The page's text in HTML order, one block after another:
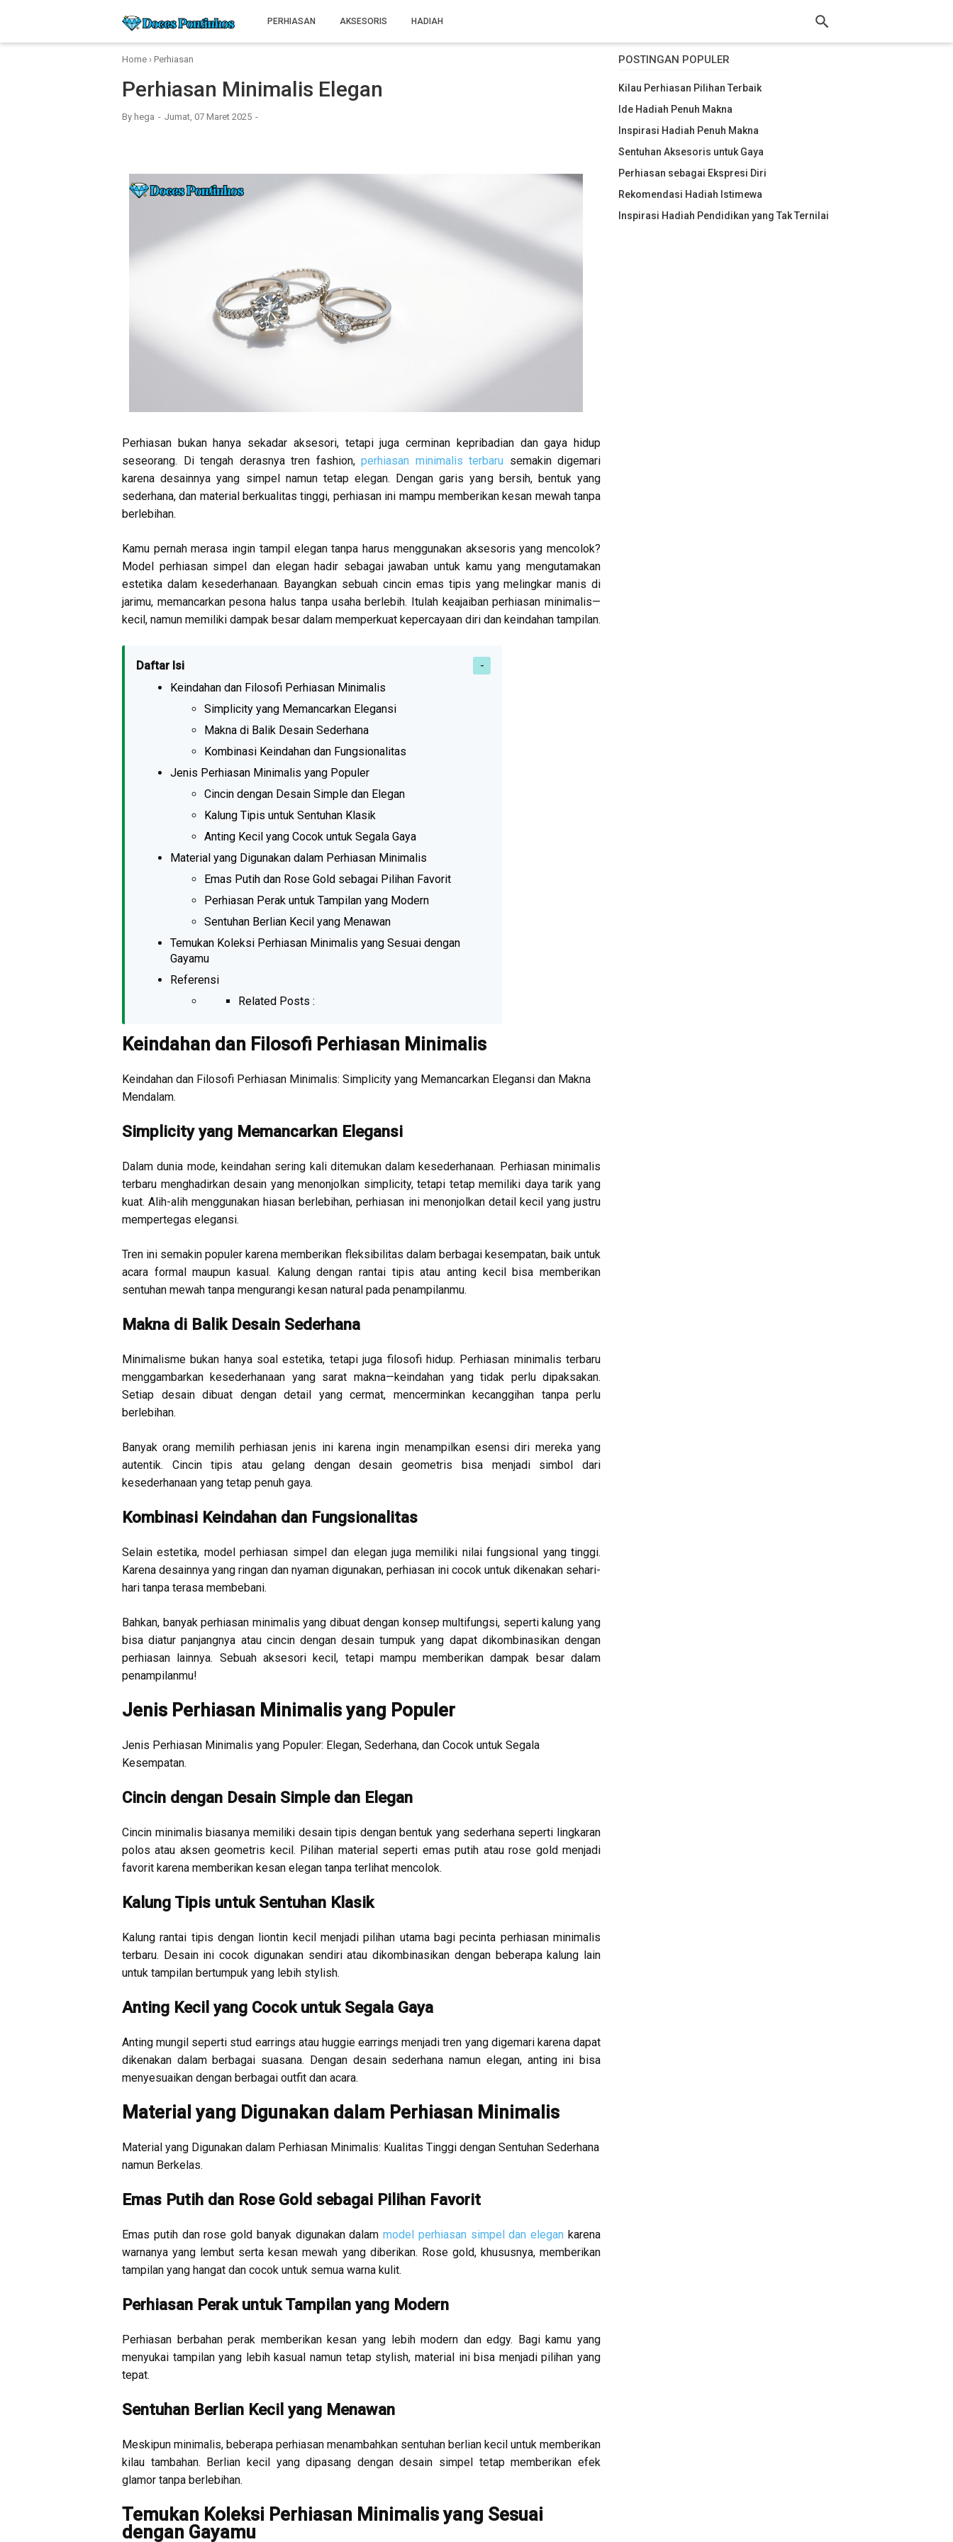
PERHIASAN AKSESORIS HADIAH
Home › Perhiasan
Perhiasan Minimalis Elegan
By hega Jumat, 07 Maret 2025
Perhiasan bukan hanya sekadar aksesori, tetapi juga cerminan kepribadian dan gaya hidup
seseorang. Di tengah derasnya tren fashion, perhiasan minimalis terbaru semakin digemari
karena desainnya yang simpel namun tetap elegan. Dengan garis yang bersih, bentuk yang
sederhana, dan material berkualitas tinggi, perhiasan ini mampu memberikan kesan mewah tanpa
berlebihan.
Kamu pernah merasa ingin tampil elegan tanpa harus menggunakan aksesoris yang mencolok?
Model perhiasan simpel dan elegan hadir sebagai jawaban untuk kamu yang mengutamakan
estetika dalam kesederhanaan. Bayangkan sebuah cincin emas tipis yang melingkar manis di
jarimu, memancarkan pesona halus tanpa usaha berlebih. Itulah keajaiban perhiasan minimalis—
kecil, namun memiliki dampak besar dalam memperkuat kepercayaan diri dan keindahan tampilan.
Daftar Isi
Keindahan dan Filosofi Perhiasan Minimalis
Simplicity yang Memancarkan Elegansi
Makna di Balik Desain Sederhana
Kombinasi Keindahan dan Fungsionalitas
Jenis Perhiasan Minimalis yang Populer
Cincin dengan Desain Simple dan Elegan
Kalung Tipis untuk Sentuhan Klasik
Anting Kecil yang Cocok untuk Segala Gaya
Material yang Digunakan dalam Perhiasan Minimalis
Emas Putih dan Rose Gold sebagai Pilihan Favorit
Perhiasan Perak untuk Tampilan yang Modern
Sentuhan Berlian Kecil yang Menawan
Temukan Koleksi Perhiasan Minimalis yang Sesuai dengan
Gayamu
Referensi
Related Posts :
Keindahan dan Filosofi Perhiasan Minimalis
Keindahan dan Filosofi Perhiasan Minimalis: Simplicity yang Memancarkan Elegansi dan Makna
Mendalam.
Simplicity yang Memancarkan Elegansi
Dalam dunia mode, keindahan sering kali ditemukan dalam kesederhanaan. Perhiasan minimalis
terbaru menghadirkan desain yang menonjolkan simplicity, tetapi tetap memiliki daya tarik yang
kuat. Alih-alih menggunakan hiasan berlebihan, perhiasan ini menonjolkan detail kecil yang justru
mempertegas elegansi.
Tren ini semakin populer karena memberikan fleksibilitas dalam berbagai kesempatan, baik untuk
acara formal maupun kasual. Kalung dengan rantai tipis atau anting kecil bisa memberikan
sentuhan mewah tanpa mengurangi kesan natural pada penampilanmu.
Makna di Balik Desain Sederhana
Minimalisme bukan hanya soal estetika, tetapi juga filosofi hidup. Perhiasan minimalis terbaru
menggambarkan kesederhanaan yang sarat makna—keindahan yang tidak perlu dipaksakan.
Setiap desain dibuat dengan detail yang cermat, mencerminkan kecanggihan tanpa perlu
berlebihan.
Banyak orang memilih perhiasan jenis ini karena ingin menampilkan esensi diri mereka yang
autentik. Cincin tipis atau gelang dengan desain geometris bisa menjadi simbol dari
kesederhanaan yang tetap penuh gaya.
Kombinasi Keindahan dan Fungsionalitas
Selain estetika, model perhiasan simpel dan elegan juga memiliki nilai fungsional yang tinggi.
Karena desainnya yang ringan dan nyaman digunakan, perhiasan ini cocok untuk dikenakan sehari-
hari tanpa terasa membebani.
Bahkan, banyak perhiasan minimalis yang dibuat dengan konsep multifungsi, seperti kalung yang
bisa diatur panjangnya atau cincin dengan desain tumpuk yang dapat dikombinasikan dengan
perhiasan lainnya. Sebuah aksesori kecil, tetapi mampu memberikan dampak besar dalam
penampilanmu!
Jenis Perhiasan Minimalis yang Populer
Jenis Perhiasan Minimalis yang Populer: Elegan, Sederhana, dan Cocok untuk Segala
Kesempatan.
Cincin dengan Desain Simple dan Elegan
Cincin minimalis biasanya memiliki desain tipis dengan bentuk yang sederhana seperti lingkaran
polos atau aksen geometris kecil. Pilihan material seperti emas putih atau rose gold menjadi
favorit karena memberikan kesan elegan tanpa terlihat mencolok.
Kalung Tipis untuk Sentuhan Klasik
Kalung rantai tipis dengan liontin kecil menjadi pilihan utama bagi pecinta perhiasan minimalis
terbaru. Desain ini cocok digunakan sendiri atau dikombinasikan dengan beberapa kalung lain
untuk tampilan bertumpuk yang lebih stylish.
Anting Kecil yang Cocok untuk Segala Gaya
Anting mungil seperti stud earrings atau huggie earrings menjadi tren yang digemari karena dapat
dikenakan dalam berbagai suasana. Dengan desain sederhana namun elegan, anting ini bisa
menyesuaikan dengan berbagai outfit dan acara.
Material yang Digunakan dalam Perhiasan Minimalis
Material yang Digunakan dalam Perhiasan Minimalis: Kualitas Tinggi dengan Sentuhan Sederhana
namun Berkelas.
Emas Putih dan Rose Gold sebagai Pilihan Favorit
Emas putih dan rose gold banyak digunakan dalammodel perhiasan simpel dan elegan karena
warnanya yang lembut serta kesan mewah yang diberikan. Rose gold, khususnya, memberikan
tampilan yang hangat dan cocok untuk semua warna kulit.
Perhiasan Perak untuk Tampilan yang Modern
Perhiasan berbahan perak memberikan kesan yang lebih modern dan edgy. Bagi kamu yang
menyukai tampilan yang lebih kasual namun tetap stylish, material ini bisa menjadi pilihan yang
tepat.
Sentuhan Berlian Kecil yang Menawan
Meskipun minimalis, beberapa perhiasan menambahkan sentuhan berlian kecil untuk memberikan
kilau tambahan. Berlian kecil yang dipasang dengan desain simpel tetap memberikan efek
glamor tanpa berlebihan.
Temukan Koleksi Perhiasan Minimalis yang Sesuai
dengan Gayamu
POSTINGAN POPULER
Kilau Perhiasan Pilihan Terbaik
Ide Hadiah Penuh Makna
Inspirasi Hadiah Penuh Makna
Sentuhan Aksesoris untuk Gaya
Perhiasan sebagai Ekspresi Diri
Rekomendasi Hadiah Istimewa
Inspirasi Hadiah Pendidikan yang Tak Ternilai